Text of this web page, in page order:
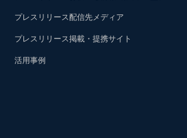
プレスリリース配信先メディア
プレスリリース掲載・提携サイト
活用事例